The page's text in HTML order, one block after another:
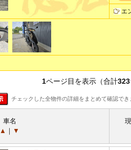
エ
1ページ目を表示（合計323
チェックした全物件の詳細をまとめて確認でき
車名
▲ ｜ ▼